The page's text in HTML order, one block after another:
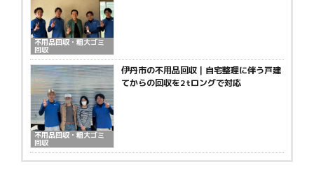
不用品回収・粗大ゴミ
回収
不用品回収・粗大ゴミ
回収
伊丹市の不用品回収｜自宅整理に伴う戸建
てからの回収を2tロングで対応